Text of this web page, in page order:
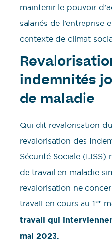
maintenir le pouvoir
salariés de l’entreprise
contexte de climat
indemnités
de maladie
Qui dit revalorisation
revalorisation des
Sécurité Sociale (IJSS)
de travail en maladie
revalorisation ne
travail en cours au 1er
travail qui
mai 2023.